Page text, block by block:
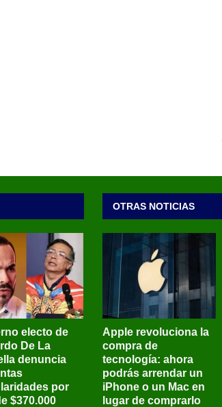
electo de
De La
denuncia
por
$370.000
OTRAS NOTICIAS
Apple revoluciona la
compra de
tecnología: ahora
podrás arrendar un
iPhone o un Mac en
lugar de comprarlo